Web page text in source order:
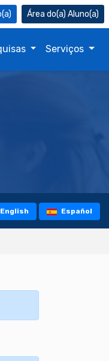
Aluno(a)
Serviços
English Español